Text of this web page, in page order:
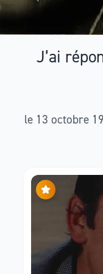
J’ai
le 13 octobre